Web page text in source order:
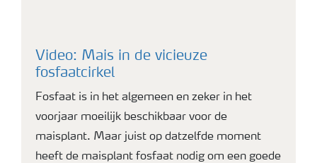
Video: Mais in de vicieuze
fosfaatcirkel
Fosfaat is in het algemeen en zeker in het
voorjaar moeilijk beschikbaar voor de
maisplant. Maar juist op datzelfde moment
heeft de maisplant fosfaat nodig om een goede